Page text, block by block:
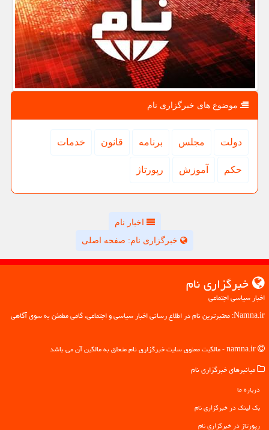
موضوع های خبرگزاری نام
دولت مجلس برنامه قانون خدمات
حكم آموزش رپورتاژ
اخبار نام
خبرگزاری نام: صفحه اصلی
خبرگزاری نام
اخبار سیاسی اجتماعی
Namna.ir: معتبرترین نام در اطلاع رسانی اخبار سیاسی و اجتماعی، گامی مطمئن به سوی آگاهی
میانبرهای خبرگزاری نام
درباره ما
بک لینک در خبرگزاری نام
رپورتاژ در خبرگزاری نام